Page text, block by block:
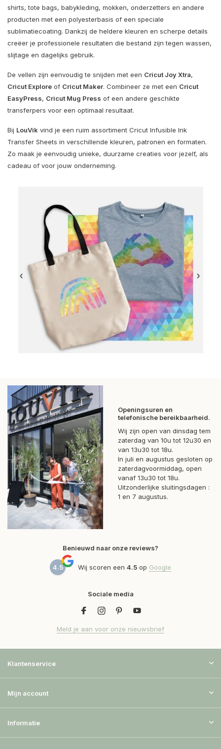
shirts, tote bags, babykleding, mokken, onderzetters en andere
producten met een polyesterbasis of een speciale
sublimatiecoating. Dankzij de heldere kleuren en scherpe details
creëer je professionele resultaten die bestand zijn tegen wassen,
slijtage en dagelijks gebruik.
De vellen zijn eenvoudig te snijden met een Cricut Joy Xtra,
Cricut Explore of Cricut Maker. Combineer ze met een Cricut
EasyPress, Cricut Mug Press of een andere geschikte
transferpers voor een optimaal resultaat.
Bij LouVik vind je een ruim assortiment Cricut Infusible Ink
Transfer Sheets in verschillende kleuren, patronen en formaten.
Zo maak je eenvoudig unieke, duurzame creaties voor jezelf, als
cadeau of voor jouw onderneming.
Openingsuren en
telefonische bereikbaarheid.
Wij zijn open van dinsdag tem
zaterdag van 10u tot 12u30 en
van 13u30 tot 18u.
In juli en augustus gesloten op
zaterdagvoormiddag, open
vanaf 13u30 tot 18u.
Uitzonderlijke sluitingsdagen :
1 en 7 augustus.
Benieuwd naar onze reviews?
4.5 Wij scoren een 4.5 op Google
Sociale media
Meld je aan voor onze nieuwsbrief
Klantenservice
Mijn account
Informatie